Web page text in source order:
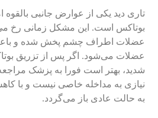
تاری دید یکی از عوارض جانبی بالقوه
بوتاکس است. این مشکل زمانی رخ
عضلات اطراف چشم پخش شده و
عضلات می‌شود. اگر پس از تزریق
شدید، بهتر است فورا به پزشک
نیازی به مداخله خاصی نیست و با
به حالت عادی باز می‌گردد.